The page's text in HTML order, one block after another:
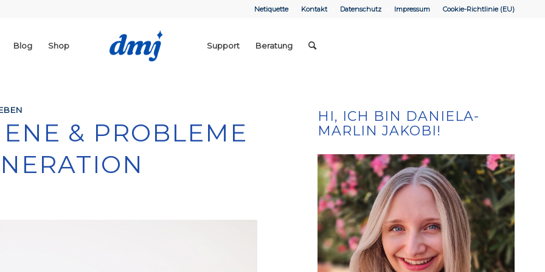
Netiquette Kontakt Datenschutz Impressum Cookie-Richtlinie (EU)
Blog Shop Support Beratung
& PROBLEME
HI, ICH BIN DANIELA-
MARLIN JAKOBI!